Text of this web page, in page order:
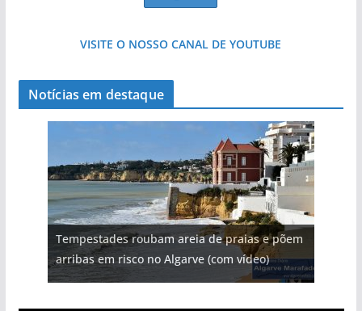
VISITE O NOSSO CANAL DE YOUTUBE
Notícias em destaque
Tempestades roubam areia de praias e põem
arribas em risco no Algarve (com vídeo)